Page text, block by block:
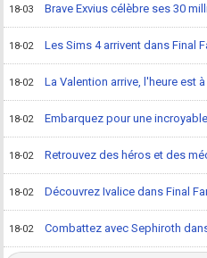
18-03 Brave Exvius célèbre ses 30
18-02 Les Sims 4 arrivent dans Final
18-02 La Valention arrive, l'heure est
18-02 Embarquez pour une
18-02 Retrouvez des héros et des
18-02 Découvrez Ivalice dans Final
18-02 Combattez avec Sephiroth